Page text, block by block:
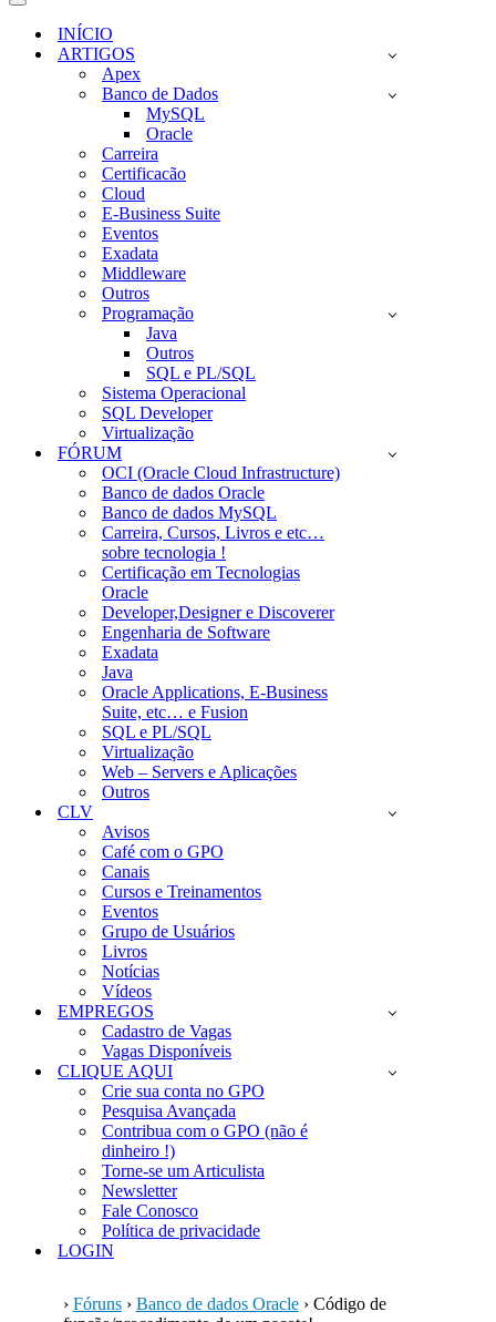
navegação
Menu
navegaçãoINÍCIO
ARTIGOS
Apex
Banco de Dados
MySQL
Oracle
Carreira
Certificacão
Cloud
E-Business Suite
Eventos
Exadata
Middleware
Outros
Programação
Java
Outros
SQL e PL/SQL
Sistema Operacional
SQL Developer
Virtualização
FÓRUM
OCI (Oracle Cloud Infrastructure)
Banco de dados Oracle
Banco de dados MySQL
Carreira, Cursos, Livros e etc…
sobre tecnologia !
Certificação em Tecnologias
Oracle
Developer,Designer e Discoverer
Engenharia de Software
Exadata
Java
Oracle Applications, E-Business
Suite, etc… e Fusion
SQL e PL/SQL
Virtualização
Web – Servers e Aplicações
Outros
CLV
Avisos
Café com o GPO
Canais
Cursos e Treinamentos
Eventos
Grupo de Usuários
Livros
Notícias
Vídeos
EMPREGOS
Cadastro de Vagas
Vagas Disponíveis
CLIQUE AQUI
Crie sua conta no GPO
Pesquisa Avançada
Contribua com o GPO (não é
dinheiro !)
Torne-se um Articulista
Newsletter
Fale Conosco
Política de privacidade
LOGIN
› Fóruns › Banco de dados Oracle › Código de